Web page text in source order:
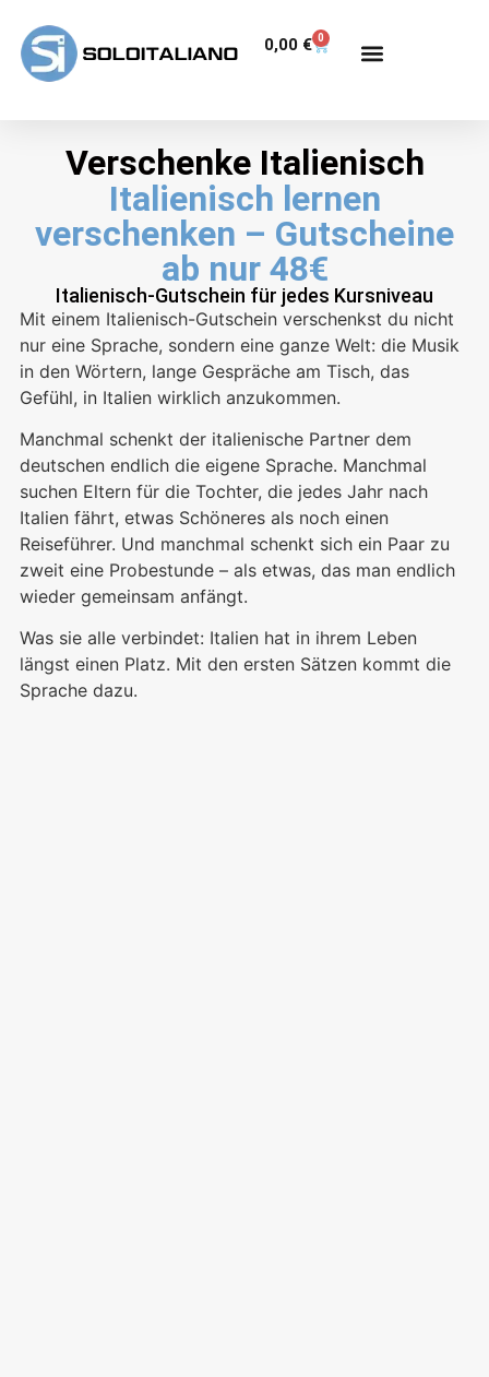
0,00 € 0
Verschenke Italienisch
Italienisch lernen
verschenken – Gutscheine
ab nur 48€
Italienisch-Gutschein für jedes Kursniveau
Mit einem Italienisch-Gutschein verschenkst du nicht
nur eine Sprache, sondern eine ganze Welt: die Musik
in den Wörtern, lange Gespräche am Tisch, das
Gefühl, in Italien wirklich anzukommen.
Manchmal schenkt der italienische Partner dem
deutschen endlich die eigene Sprache. Manchmal
suchen Eltern für die Tochter, die jedes Jahr nach
Italien fährt, etwas Schöneres als noch einen
Reiseführer. Und manchmal schenkt sich ein Paar zu
zweit eine Probestunde – als etwas, das man endlich
wieder gemeinsam anfängt.
Was sie alle verbindet: Italien hat in ihrem Leben
längst einen Platz. Mit den ersten Sätzen kommt die
Sprache dazu.